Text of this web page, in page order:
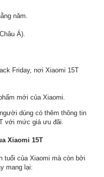
năm.
Á).
Friday, nơi Xiaomi 15T
mới của Xiaomi.
dùng có thêm thông tin
với mức giá ưu đãi.
Xiaomi 15T
tuổi của Xiaomi mà còn bởi
mang lại: